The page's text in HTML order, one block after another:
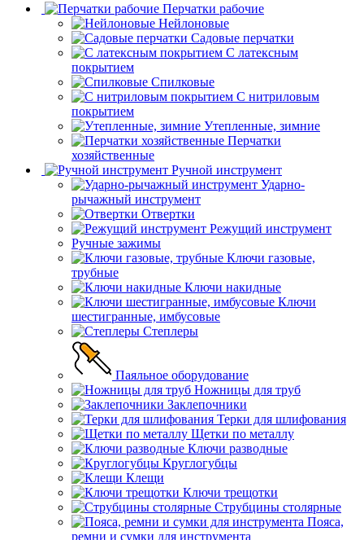
Перчатки рабочие
Нейлоновые
Садовые перчатки
С латексным
покрытием
Cпилковые
С нитриловым
покрытием
Утепленные, зимние
Перчатки
хозяйственные
Ручной инструмент
Ударно-
рычажный инструмент
Отвертки
Режущий инструмент
Ручные зажимы
Ключи газовые,
трубные
Ключи накидные
Ключи
шестигранные, имбусовые
Степлеры
Паяльное оборудование
Ножницы для труб
Заклепочники
Терки для шлифования
Щетки по металлу
Ключи разводные
Круглогубцы
Клещи
Ключи трещотки
Струбцины столярные
Пояса,
ремни и сумки для инструмента